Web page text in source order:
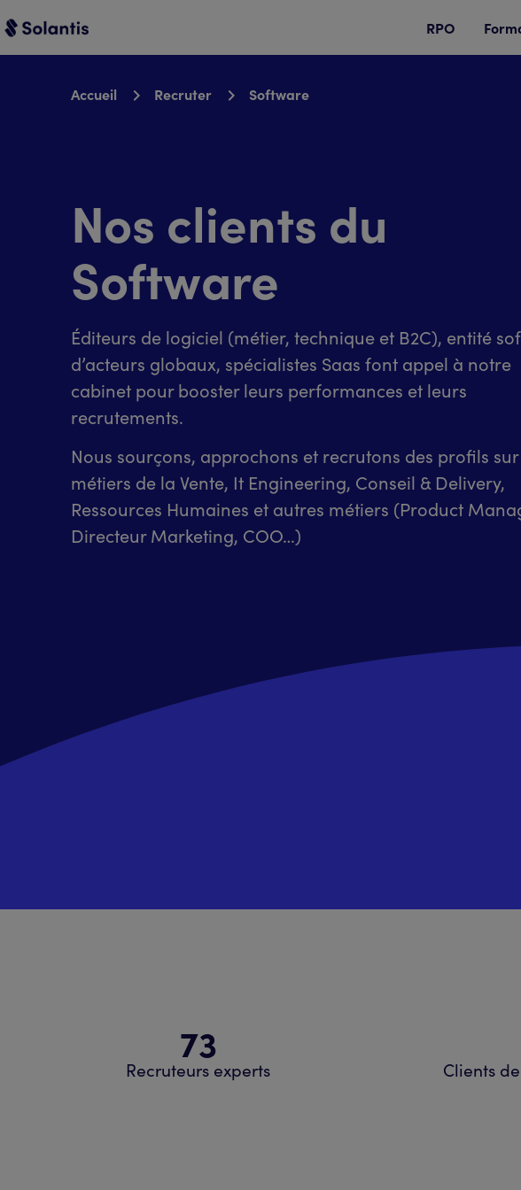
RPO
Accueil Recruter Software
Nos clients du
Software
Éditeurs de logiciel (métier, technique et B2C), entité
d’acteurs globaux, spécialistes Saas font appel à notre
cabinet pour booster leurs performances et leurs
recrutements.
Nous sourçons, approchons et recrutons des profils sur
métiers de la Vente, It Engineering, Conseil & Delivery,
Ressources Humaines et autres métiers (Product
Directeur Marketing, COO…)
Recruteurs experts
73
Clients